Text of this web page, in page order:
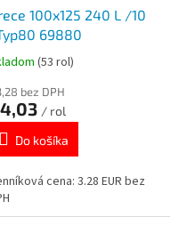
100x125 240 L /10
/Typ80 69880
(53 rol)
bez DPH
/ rol
Do košíka
cena: 3.28 EUR bez